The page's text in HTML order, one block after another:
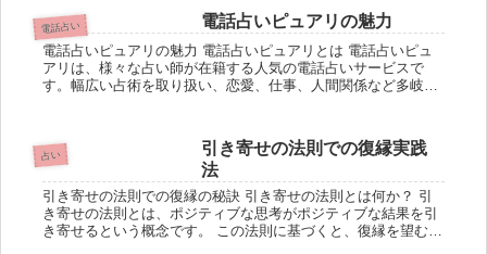
電話占い 電話占いピュアリの魅力
電話占いピュアリの魅力 電話占いピュアリとは 電話占いピュ
アリは、様々な占い師が在籍する人気の電話占いサービスで
す。幅広い占術を取り扱い、恋愛、仕事、人間関係など多岐に
占い
引き寄せの法則での復縁実践
法
引き寄せの法則での復縁の秘訣 引き寄せの法則とは何か？ 引
き寄せの法則とは、ポジティブな思考がポジティブな結果を引
き寄せるという概念です。 この法則に基づくと、復縁を望む際